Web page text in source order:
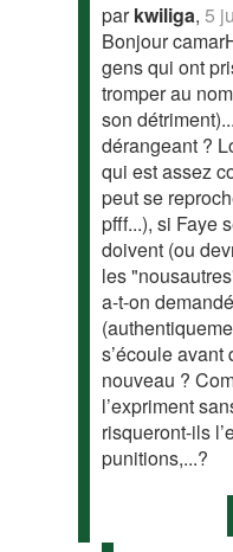
parkwiliga,5
Bonjour
gens qui ont
tromper au
son
dérangeant ?
qui est assez
peut se
pfff...), si Faye
doivent (ou
les
a-t-on
s’écoule avant
nouveau ?
l’expriment
risqueront-ils
punitions,...?